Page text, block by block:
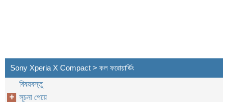
Sony Xperia X Compact > কল ফরোয়ার্ডিং
বিষয়বস্তু
সূচনা পেয়ে